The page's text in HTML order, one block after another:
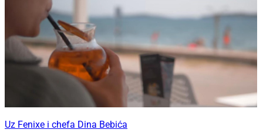
Uz Fenixe i chefa Dina Bebića